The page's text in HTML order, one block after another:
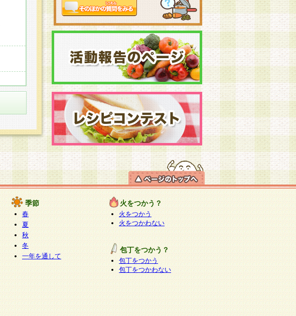
季節
春
夏
秋
冬
一年を通して
火をつかう？
火をつかう
火をつかわない
包丁をつかう？
包丁をつかう
包丁をつかわない